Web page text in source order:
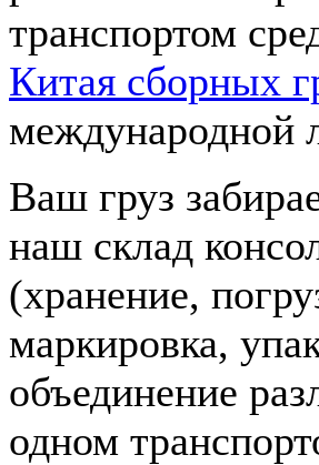
транспортом
Китая сборных
международной
Ваш груз
наш склад
(хранение,
маркировка,
объединение
одном